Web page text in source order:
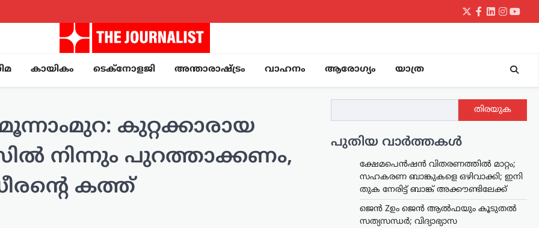
Twitter
Facebook
LinkedIn
കായികം ടെക്നോളജി അന്താരാഷ്ട്രം വാഹനം ആരോഗ്യം യാത്ര
കുറ്റക്കാരായ
നിന്നും പുറത്താക്കണം,
കത്ത്
തിരയുക
പുതിയ വാർത്തകൾ
ക്ഷേമപെൻഷൻ വിതരണത്തിൽ മാറ്റം;
സഹകരണ ബാങ്കുകളെ ഒഴിവാക്കി; ഇനി
തുക നേരിട്ട് ബാങ്ക് അക്കൗണ്ടിലേക്ക്
ജെൻ Zഉം ജെൻ ആൽഫയും കൂടുതൽ
സത്യസന്ധർ; വിദ്യാഭ്യാസ